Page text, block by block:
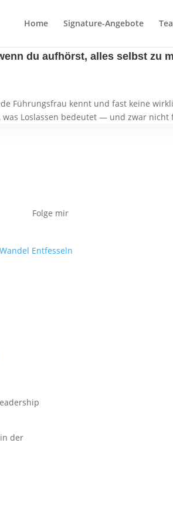
Home Signature-Angebote
du aufhörst, alles selbst zu
Führungsfrau kennt und fast keine
Loslassen bedeutet — und zwar nicht
Folge mir
der